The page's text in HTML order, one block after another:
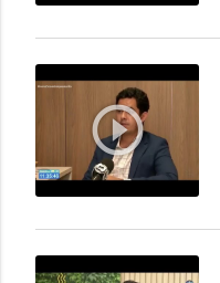
play_circle_outline